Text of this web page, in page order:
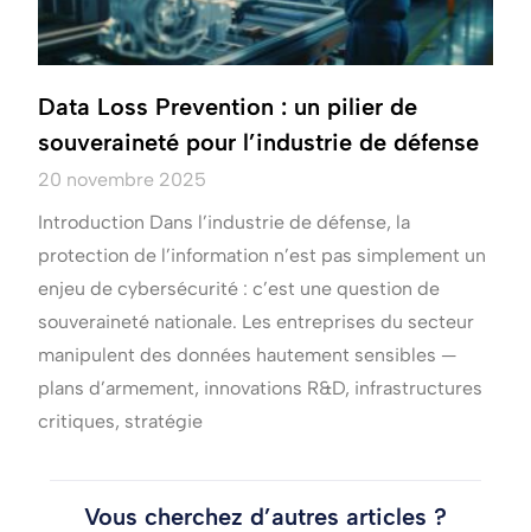
Data Loss Prevention : un pilier de
souveraineté pour l’industrie de défense
20 novembre 2025
Introduction Dans l’industrie de défense, la
protection de l’information n’est pas simplement un
enjeu de cybersécurité : c’est une question de
souveraineté nationale. Les entreprises du secteur
manipulent des données hautement sensibles —
plans d’armement, innovations R&D, infrastructures
critiques, stratégie
Vous cherchez d’autres articles ?